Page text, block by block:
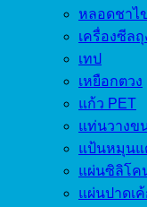
หลอดชาไ
เครื่องซีลถุ
เทป
เหยือกตวง
แก้ว PET
แท่นวางข
แป้นหมุนแ
แผ่นซิลิโค
แผ่นปาดเ